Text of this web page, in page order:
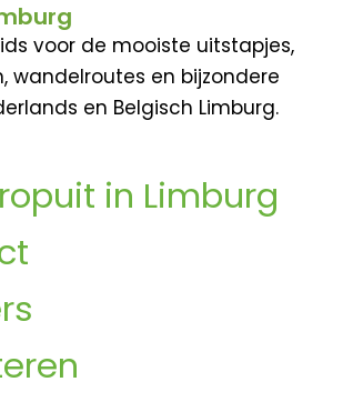
voor de mooiste uitstapjes,
wandelroutes en bijzondere
en Belgisch Limburg.
in Limburg